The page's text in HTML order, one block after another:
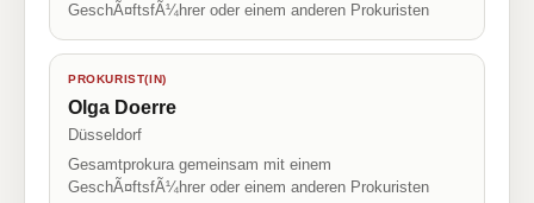
GeschÃ¤ftsfÃ¼hrer oder einem anderen Prokuristen
PROKURIST(IN)
Olga Doerre
Düsseldorf
Gesamtprokura gemeinsam mit einem
GeschÃ¤ftsfÃ¼hrer oder einem anderen Prokuristen